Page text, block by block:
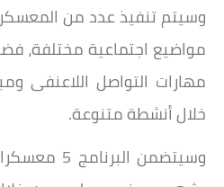
وسيتم تنفيذ عدد من
مواضيع اجتماعية مختلفة،
مهارات التواصل اللاعنفى
خلال أنشطة متنوعة.
وسيتضمن